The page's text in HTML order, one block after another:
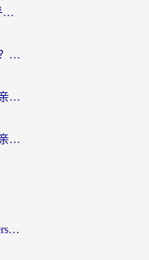
国外可以看国内影视app吗知乎？留学生亲测有效的回国加速方案
海外可以看西瓜视频吗安全吗？留学生亲测：3步解决回国追剧难题，附靠谱加速器推荐
国外如何听歌的软件？海外党亲测有效的回国加速器指南
国外怎么用咪咕音乐？海外党亲测有效的听歌自由指南
How to Play Lineage (天堂) Overseas? The Ultimate Guide to Choosing the Best Chinese Server Game Accelerator (在国外打天堂加速器)